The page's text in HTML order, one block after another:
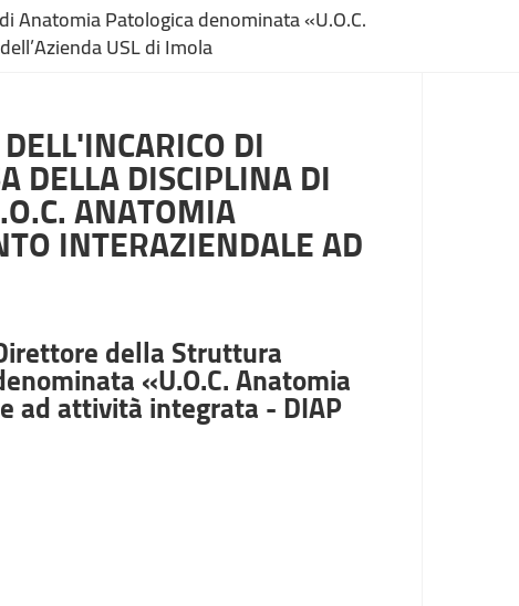
Patologica denominata «U.O.C.
USL di Imola
DI
DELLA DISCIPLINA DI
ANATOMIA
INTERAZIENDALE AD
della Struttura
«U.O.C. Anatomia
ad attività integrata - DIAP